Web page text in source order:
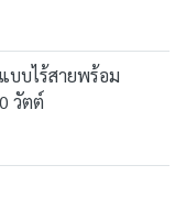
แบบไร้สายพร้อม
วัตต์